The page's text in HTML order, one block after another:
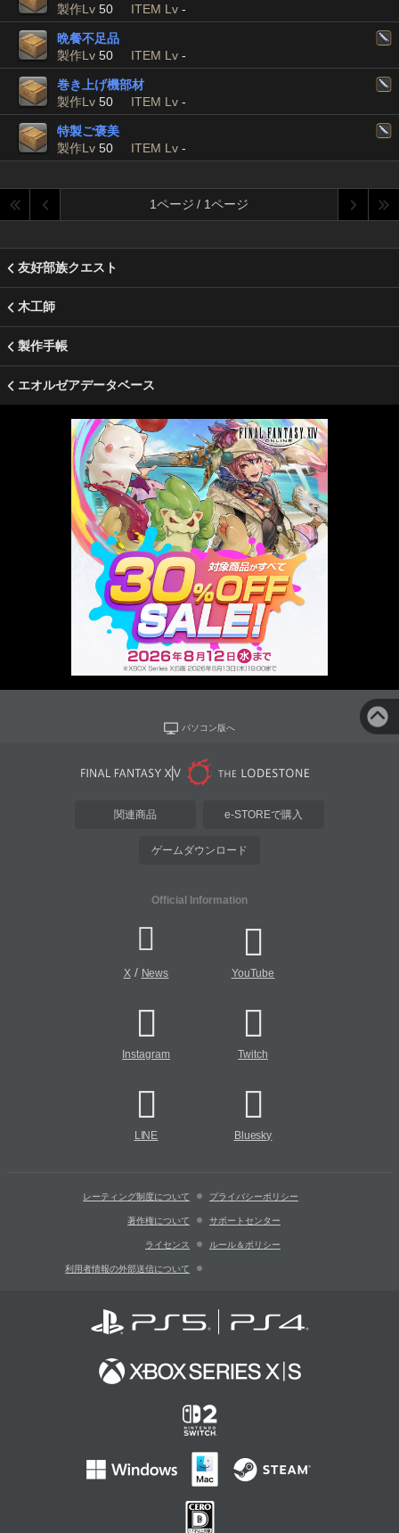
製作Lv 50 ITEM Lv -
晩餐不足品
製作Lv 50 ITEM Lv -
巻き上げ機部材
製作Lv 50 ITEM Lv -
特製ご褒美
製作Lv 50 ITEM Lv -
1ページ / 1ページ
友好部族クエスト
木工師
製作手帳
エオルゼアデータベース
パソコン版へ
関連商品 e-STOREで購入
ゲームダウンロード
Official Information
X/ News YouTube
Instagram Twitch
LINE Bluesky
レーティング制度について プライバシーポリシー
著作権について サポートセンター
ライセンス ルール＆ポリシー
利用者情報の外部送信について